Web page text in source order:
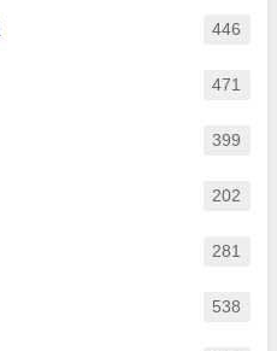
446
471
399
202
281
538